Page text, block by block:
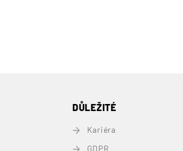
DŮLEŽITÉ
Kariéra
GDPR